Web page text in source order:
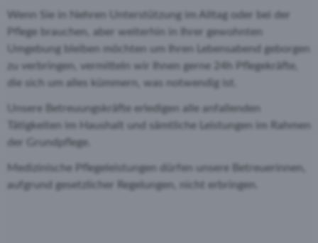
Wenn Sie in Nehren Unterstützung im Alltag oder bei der
Pflege brauchen, aber weiterhin in Ihrer gewohnten
Umgebung bleiben möchten um Ihren Lebensabend geborgen
zu verbringen, vermitteln wir Ihnen gerne 24h Pflegekräfte,
die sich um alles kümmern, was notwendig ist.
Unsere Betreuungskräfte erledigen alle anfallenden
Tätigkeiten im Haushalt und sämtliche Leistungen im Rahmen
der Grundpflege.
Medizinische Pflegeleistungen dürfen unsere Betreuerinnen,
aufgrund gesetzlicher Regelungen, nicht erbringen.